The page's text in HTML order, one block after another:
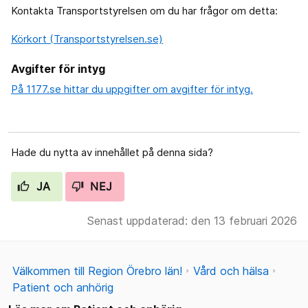
Kontakta Transportstyrelsen om du har frågor om detta:
Körkort (Transportstyrelsen.se)
Avgifter för intyg
På 1177.se hittar du uppgifter om avgifter för intyg.
Hade du nytta av innehållet på denna sida?
JA NEJ
Senast uppdaterad: den 13 februari 2026
Välkommen till Region Örebro län!
Vård och hälsa
Patient och anhörig